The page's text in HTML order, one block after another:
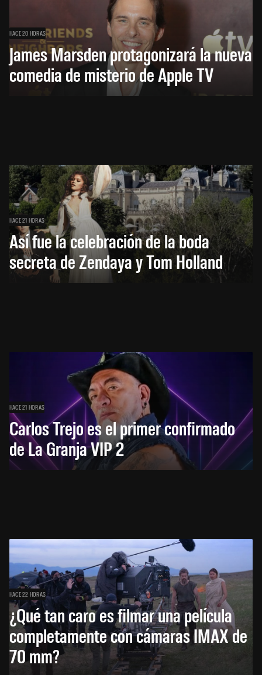
HACE 20 HORAS
James Marsden protagonizará la nueva
comedia de misterio de Apple TV
HACE 21 HORAS
Así fue la celebración de la boda
secreta de Zendaya y Tom Holland
HACE 21 HORAS
Carlos Trejo es el primer confirmado
de La Granja VIP 2
HACE 22 HORAS
¿Qué tan caro es filmar una película
completamente con cámaras IMAX de
70 mm?